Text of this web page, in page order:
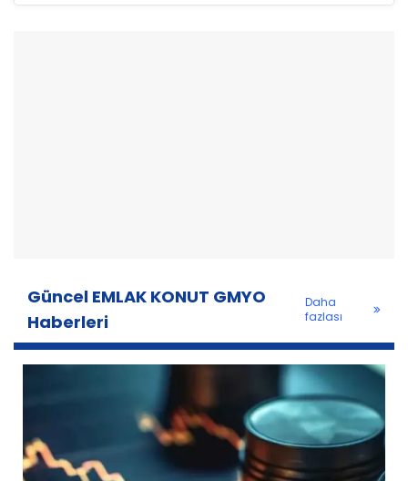
Güncel EMLAK KONUT GMYO
Haberleri
Daha
fazlası